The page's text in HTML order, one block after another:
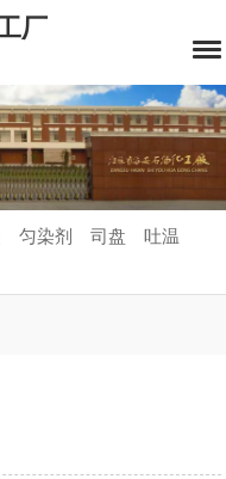
厂
匀染剂 司盘
吐温